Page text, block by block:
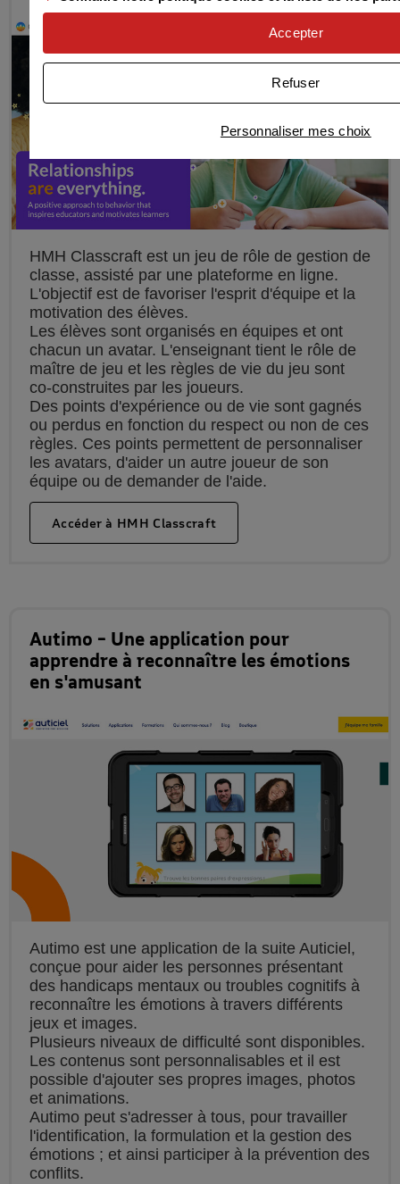
HMH Classcraft est un jeu de rôle de gestion de
classe, assisté par une plateforme en ligne.
L'objectif est de favoriser l'esprit d'équipe et la
motivation des élèves.
Les élèves sont organisés en équipes et ont
chacun un avatar. L'enseignant tient le rôle de
maître de jeu et les règles de vie du jeu sont
co-construites par les joueurs.
Des points d'expérience ou de vie sont gagnés
ou perdus en fonction du respect ou non de ces
règles. Ces points permettent de personnaliser
les avatars, d'aider un autre joueur de son
équipe ou de demander de l'aide.
Accéder à HMH Classcraft
Autimo – Une application pour
apprendre à reconnaître les émotions
en s'amusant
Autimo est une application de la suite Auticiel,
conçue pour aider les personnes présentant
des handicaps mentaux ou troubles cognitifs à
reconnaître les émotions à travers différents
jeux et images.
Plusieurs niveaux de difficulté sont disponibles.
Les contenus sont personnalisables et il est
possible d'ajouter ses propres images, photos
et animations.
Autimo peut s'adresser à tous, pour travailler
l'identification, la formulation et la gestion des
émotions ; et ainsi participer à la prévention des
conflits.
Personnaliser mes choix
Refuser
Accepter